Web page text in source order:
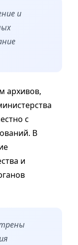
и
архивов,
с
В
и